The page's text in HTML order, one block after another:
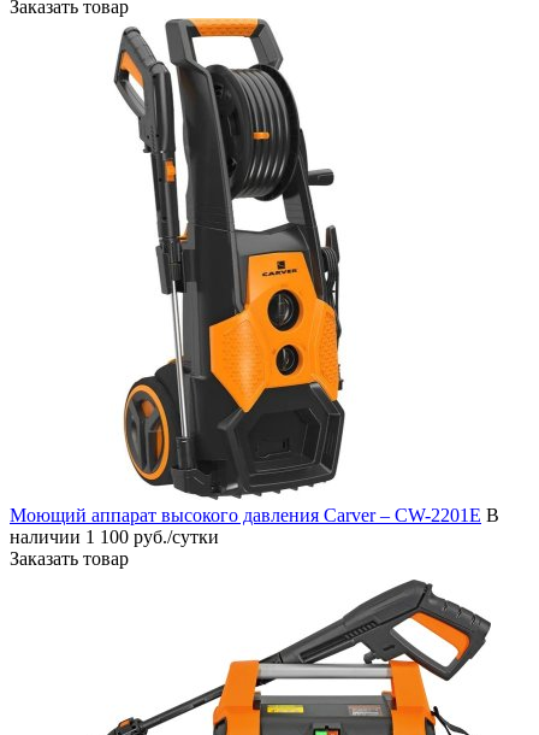
Заказать товар
Моющий аппарат высокого давления Carver – CW-2201E В
наличии 1 100 руб./сутки
Заказать товар